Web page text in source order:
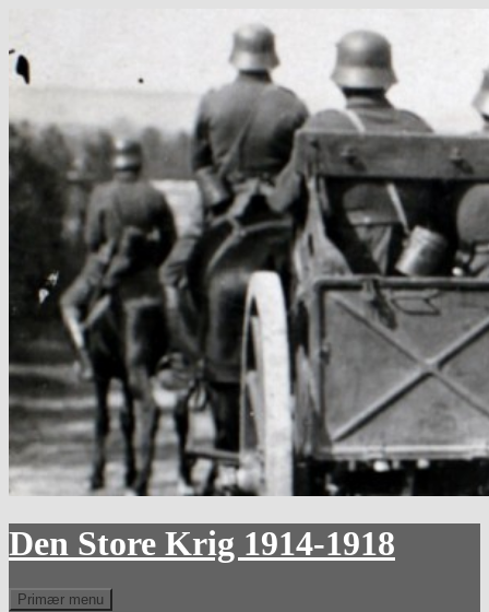
indhold
Den Store Krig 1914-1918
Søg
Primær menu